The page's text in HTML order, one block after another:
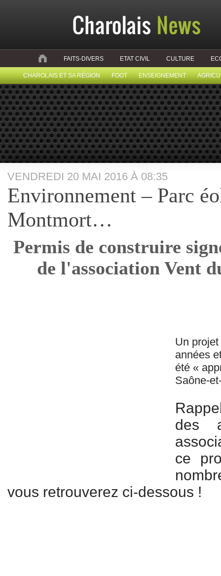
FAITS-DIVERS ETAT CIVIL CULTURE
CHAROLAIS ET SA RÉGION FOOT ENSEIGNEMENT
VENDREDI 20 MAI 2016 À 08:35
Environnement – Parc
Montmort…
Permis de construire
de l'association Vent
Un
années
été «
Saône-
des
ce
vous retrouverez ci-dessous !